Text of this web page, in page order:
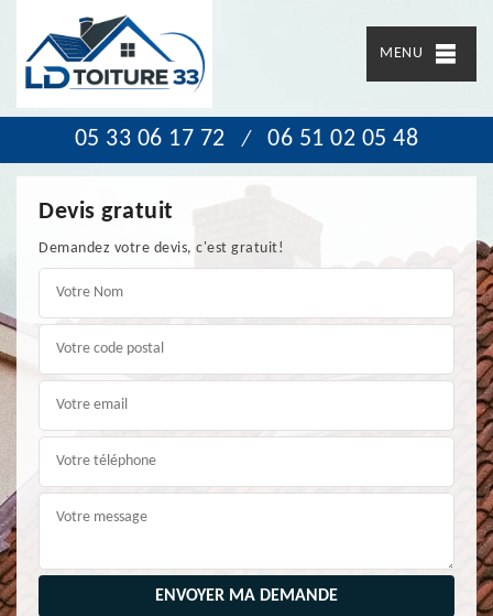
MENU
05 33 06 17 72 / 06 51 02 05 48
Devis gratuit
Demandez votre devis, c'est gratuit!